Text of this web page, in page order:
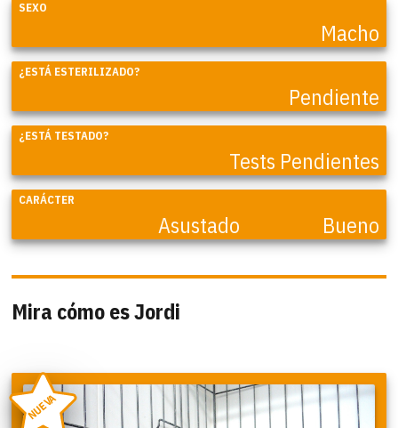
SEXO
Macho
¿ESTÁ ESTERILIZADO?
Pendiente
¿ESTÁ TESTADO?
Tests Pendientes
CARÁCTER
Asustado Bueno
Mira cómo es Jordi
NUEVA